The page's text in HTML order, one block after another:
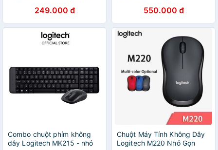
249.000 đ 550.000 đ
Combo chuột phím không
dây Logitech MK215 - nhỏ
Chuột Máy Tính Không Dây
Logitech M220 Nhỏ Gọn